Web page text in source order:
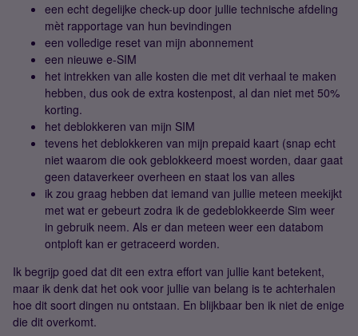
een echt degelijke check-up door jullie technische afdeling
mèt rapportage van hun bevindingen
een volledige reset van mijn abonnement
een nieuwe e-SIM
het intrekken van alle kosten die met dit verhaal te maken
hebben, dus ook de extra kostenpost, al dan niet met 50%
korting.
het deblokkeren van mijn SIM
tevens het deblokkeren van mijn prepaid kaart (snap echt
niet waarom die ook geblokkeerd moest worden, daar gaat
geen dataverkeer overheen en staat los van alles
ik zou graag hebben dat iemand van jullie meteen meekijkt
met wat er gebeurt zodra ik de gedeblokkeerde Sim weer
in gebruik neem. Als er dan meteen weer een databom
ontploft kan er getraceerd worden.
Ik begrijp goed dat dit een extra effort van jullie kant betekent,
maar ik denk dat het ook voor jullie van belang is te achterhalen
hoe dit soort dingen nu ontstaan. En blijkbaar ben ik niet de enige
die dit overkomt.